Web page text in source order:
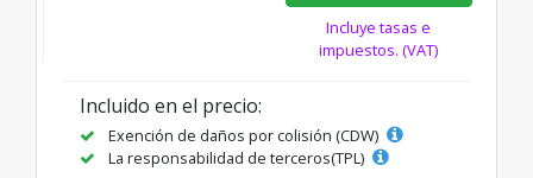
Incluye tasas e
impuestos. (VAT)
Incluido en el precio:
Exención de daños por colisión (CDW)
La responsabilidad de terceros(TPL)